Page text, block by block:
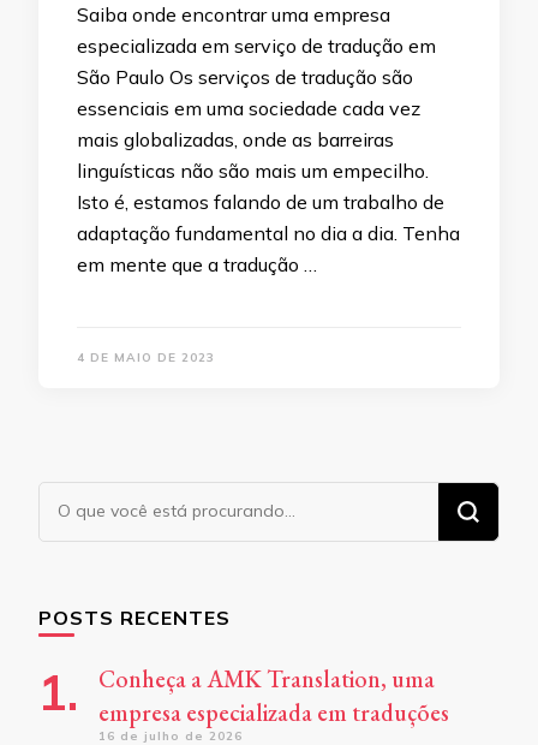
Saiba onde encontrar uma empresa
especializada em serviço de tradução em
São Paulo Os serviços de tradução são
essenciais em uma sociedade cada vez
mais globalizadas, onde as barreiras
linguísticas não são mais um empecilho.
Isto é, estamos falando de um trabalho de
adaptação fundamental no dia a dia. Tenha
em mente que a tradução …
4 DE MAIO DE 2023
Procurando
algo?
POSTS RECENTES
Conheça a AMK Translation, uma
empresa especializada em traduções
16 de julho de 2026